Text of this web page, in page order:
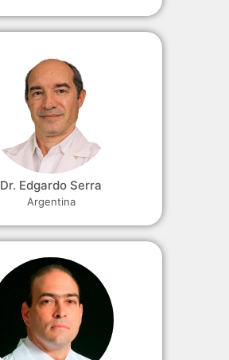
Dr. Edgardo Serra
Argentina